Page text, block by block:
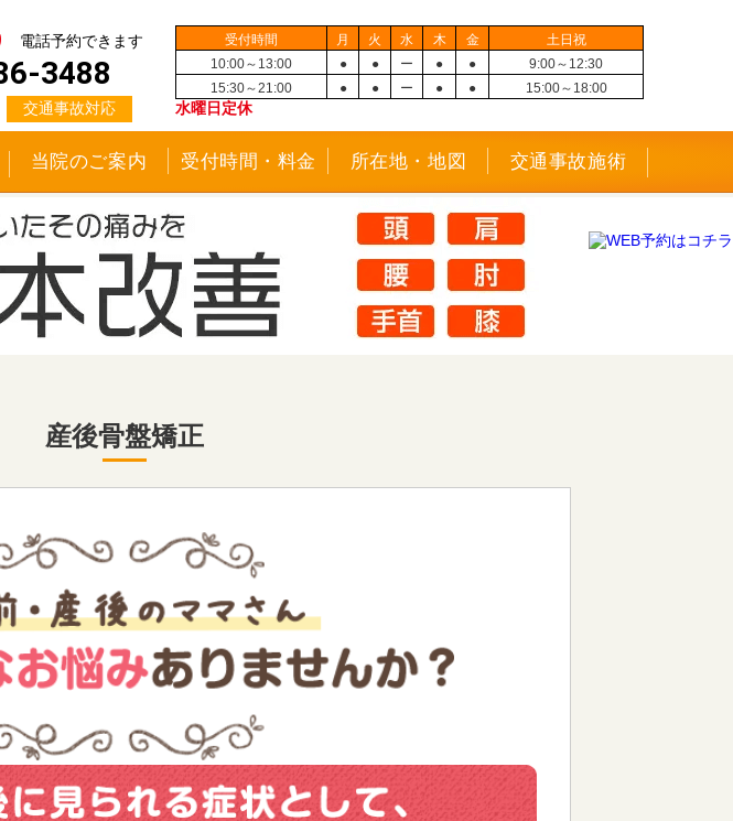
電話予約できます
3488
交通事故対応
受付時間 月 火 水 木 金
土日祝
10:00～13:00
● ● ー ● ●
9:00～12:30
15:30～21:00
● ● ー ● ● 15:00～18:00
水曜日定休
当院のご案内 受付時間・料金 所在地・地図 交通事故施術
産後骨盤矯正